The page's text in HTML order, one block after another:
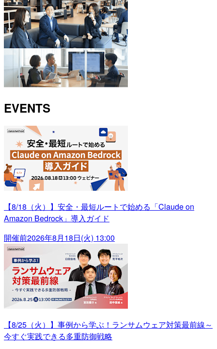
EVENTS
【8/18（火）】安全・最短ルートで始める「Claude on
Amazon Bedrock」導入ガイド
開催前2026年8月18日(火) 13:00
【8/25（火）】事例から学ぶ！ランサムウェア対策最前線～
今すぐ実践できる多重防御戦略